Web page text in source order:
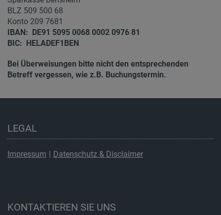
BLZ 509 500 68
Konto 209 7681
IBAN: DE91 5095 0068 0002 0976 81
BIC: HELADEF1BEN
Bei Überweisungen bitte nicht den entsprechenden
Betreff vergessen, wie z.B. Buchungstermin.
LEGAL
Impressum | Datenschutz & Disclaimer
KONTAKTIEREN SIE UNS